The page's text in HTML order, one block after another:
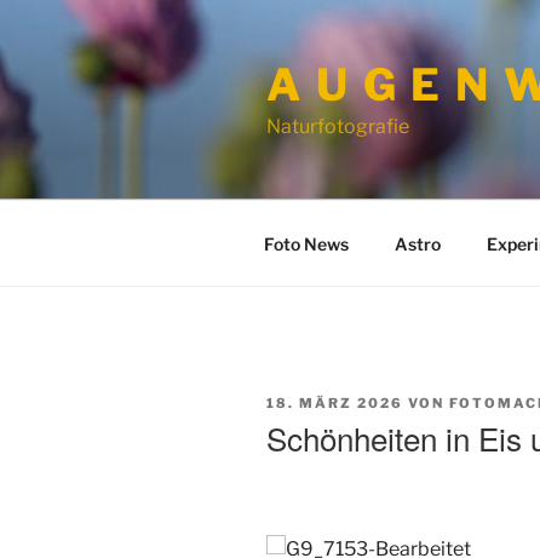
springen
A U G E N
Naturfotografie
Foto News Astro
VERÖFFENTLICHT
18. MÄRZ 2026 VON
Schönheiten in Eis